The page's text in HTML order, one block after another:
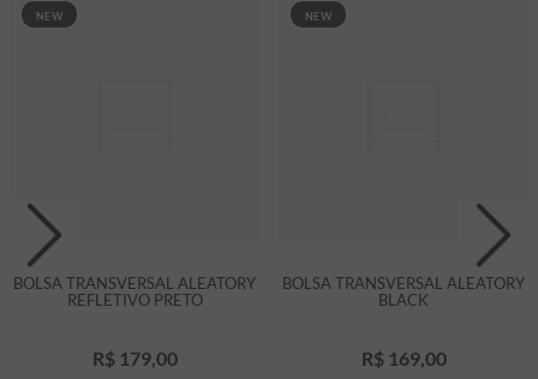
NEW
BOLSA TRANSVERSAL ALEATORY
REFLETIVO PRETO
R$ 179,00
NEW
BOLSA TRANSVERSAL ALEATORY
BLACK
R$ 169,00